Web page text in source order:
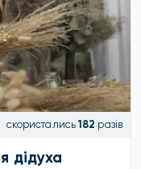
скористались 182 разів
дідуха